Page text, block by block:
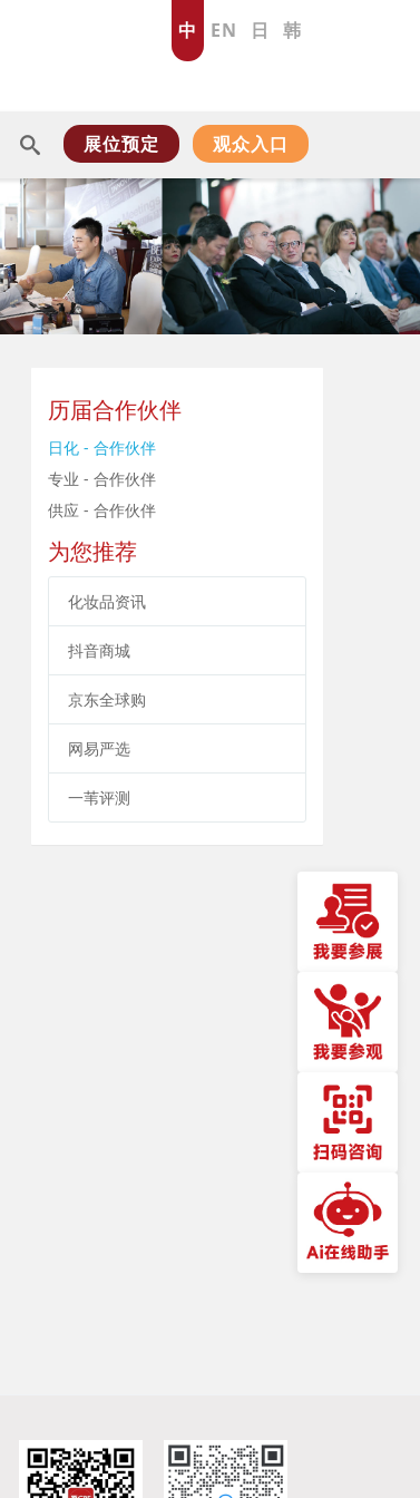
中 EN 日 韩
展位预定 观众入口
历届合作伙伴
日化 - 合作伙伴
专业 - 合作伙伴
供应 - 合作伙伴
为您推荐
化妆品资讯
抖音商城
京东全球购
网易严选
一苇评测